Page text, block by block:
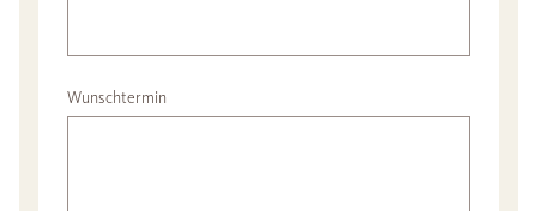
Wunschtermin